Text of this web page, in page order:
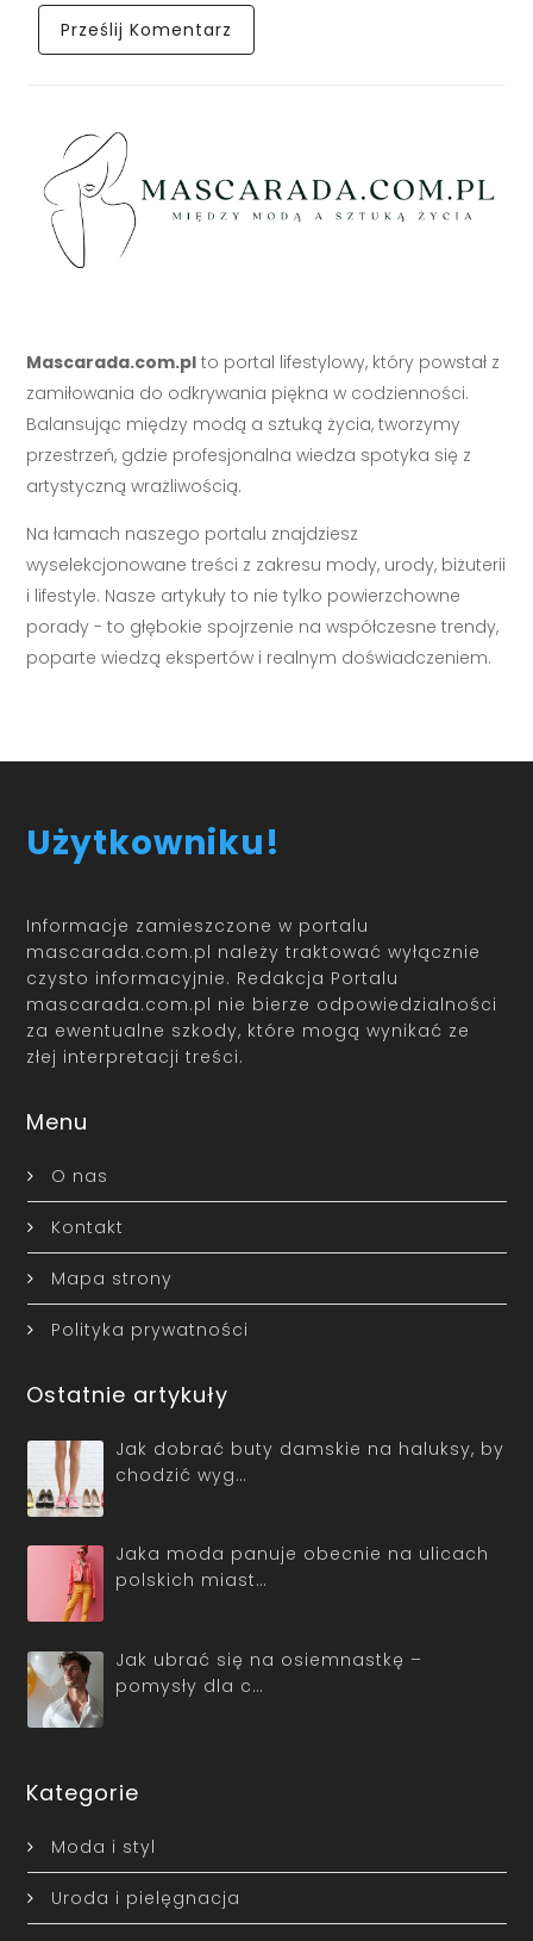
Mascarada.com.pl to portal lifestylowy, który powstał z
zamiłowania do odkrywania piękna w codzienności.
Balansując między modą a sztuką życia, tworzymy
przestrzeń, gdzie profesjonalna wiedza spotyka się z
artystyczną wrażliwością.
Na łamach naszego portalu znajdziesz
wyselekcjonowane treści z zakresu mody, urody, biżuterii
i lifestyle. Nasze artykuły to nie tylko powierzchowne
porady - to głębokie spojrzenie na współczesne trendy,
poparte wiedzą ekspertów i realnym doświadczeniem.
Użytkowniku!
Informacje zamieszczone w portalu
mascarada.com.pl należy traktować wyłącznie
czysto informacyjnie. Redakcja Portalu
mascarada.com.pl nie bierze odpowiedzialności
za ewentualne szkody, które mogą wynikać ze
złej interpretacji treści.
Menu
O nas
Kontakt
Mapa strony
Polityka prywatności
Ostatnie artykuły
Jak dobrać buty damskie na haluksy, by
chodzić wyg…
Jaka moda panuje obecnie na ulicach
polskich miast…
Jak ubrać się na osiemnastkę –
pomysły dla c…
Kategorie
Moda i styl
Uroda i pielęgnacja